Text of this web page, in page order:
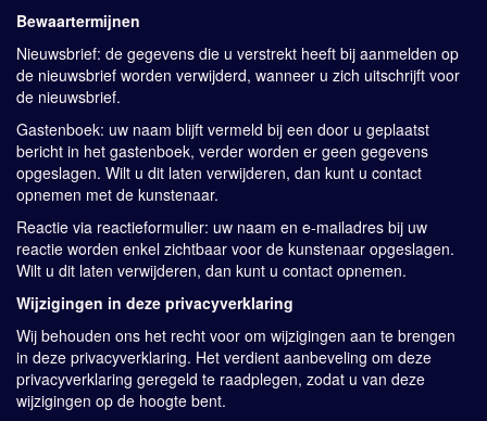
Bewaartermijnen
Nieuwsbrief: de gegevens die u verstrekt heeft bij aanmelden op
de nieuwsbrief worden verwijderd, wanneer u zich uitschrijft voor
de nieuwsbrief.
Gastenboek: uw naam blijft vermeld bij een door u geplaatst
bericht in het gastenboek, verder worden er geen gegevens
opgeslagen. Wilt u dit laten verwijderen, dan kunt u contact
opnemen met de kunstenaar.
Reactie via reactieformulier: uw naam en e-mailadres bij uw
reactie worden enkel zichtbaar voor de kunstenaar opgeslagen.
Wilt u dit laten verwijderen, dan kunt u contact opnemen.
Wijzigingen in deze privacyverklaring
Wij behouden ons het recht voor om wijzigingen aan te brengen
in deze privacyverklaring. Het verdient aanbeveling om deze
privacyverklaring geregeld te raadplegen, zodat u van deze
wijzigingen op de hoogte bent.